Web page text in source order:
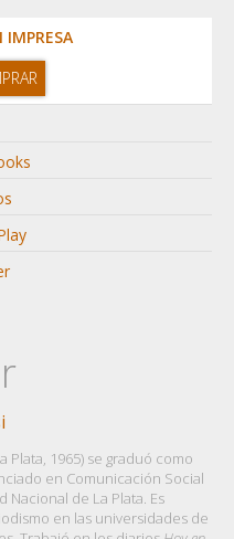
IMPRESA
Plata, 1965) se graduó como
en Comunicación Social
Nacional de La Plata. Es
en las universidades de